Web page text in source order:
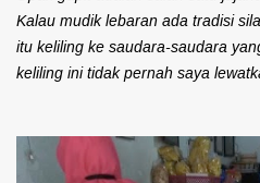
Selain itu juga pernah te...
Kalau mudik lebaran ada tradisi
itu keliling ke saudara-saudara
keliling ini tidak pernah saya
perburuan saya adalah opak
dengan nama opak gambir atau